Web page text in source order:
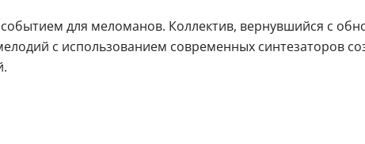
для меломанов. Коллектив, вернувшийся с
с использованием современных синтезаторов